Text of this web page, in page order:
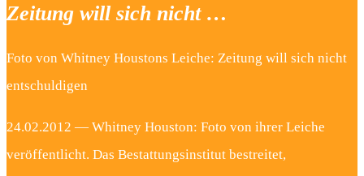
Zeitung will sich nicht …
Foto von Whitney Houstons Leiche: Zeitung will sich nicht
entschuldigen
24.02.2012 — Whitney Houston: Foto von ihrer Leiche
veröffentlicht. Das Bestattungsinstitut bestreitet,